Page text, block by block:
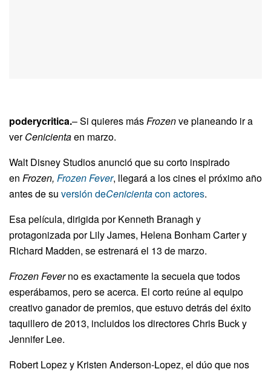
poderycritica.– Si quieres másFrozenve planeando ir a
verCenicientaen marzo.
Walt Disney Studios anunció que su corto inspirado
en Frozen, Frozen Fever, llegará a los cines el próximo año
antes de su versión deCenicientacon actores.
Esa película, dirigida por Kenneth Branagh y
protagonizada por Lily James, Helena Bonham Carter y
Richard Madden, se estrenará el 13 de marzo.
Frozen Feverno es exactamente la secuela que todos
esperábamos, pero se acerca. El corto reúne al equipo
creativo ganador de premios, que estuvo detrás del éxito
taquillero de 2013, incluidos los directores Chris Buck y
Jennifer Lee.
Robert Lopez y Kristen Anderson-Lopez, el dúo que nos